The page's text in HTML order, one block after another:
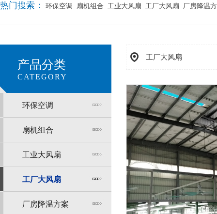
热门搜索： 环保空调 扇机组合 工业大风扇 工厂大风扇 厂房降温
产品分类
CATEGORY
环保空调
扇机组合
工业大风扇
工厂大风扇
厂房降温方案
工厂大风扇